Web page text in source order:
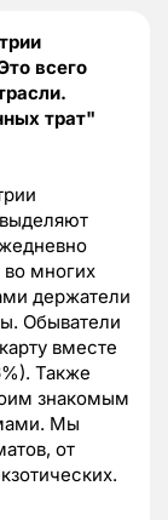
всего
трат"
во многих
держатели
Обыватели
вместе
Также
знакомым
Мы
от